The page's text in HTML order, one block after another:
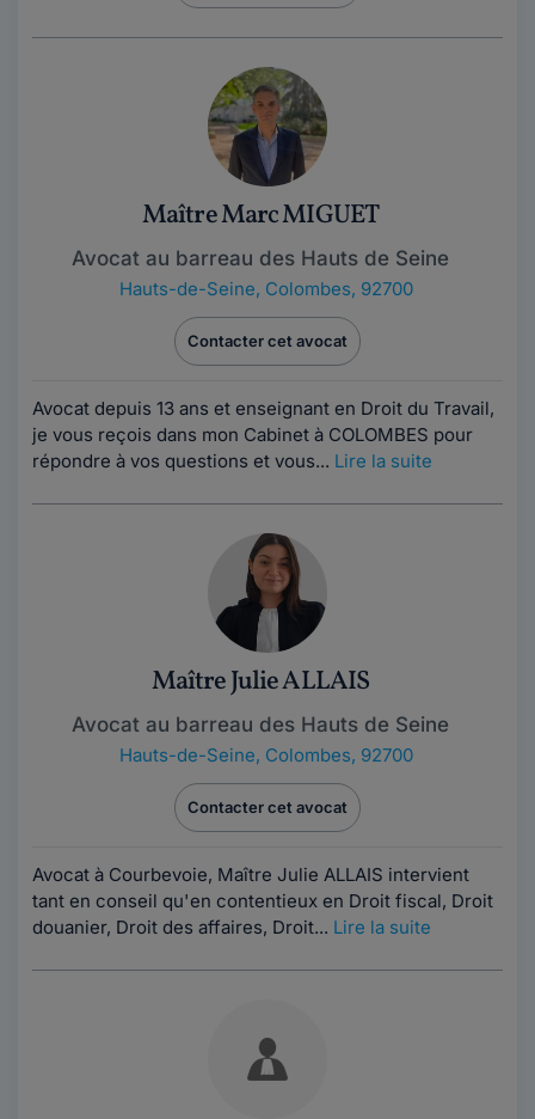
Maître Marc MIGUET
Avocat au barreau des Hauts de Seine
Hauts-de-Seine, Colombes, 92700
Contacter cet avocat
Avocat depuis 13 ans et enseignant en Droit du Travail,
je vous reçois dans mon Cabinet à COLOMBES pour
répondre à vos questions et vous... Lire la suite
Maître Julie ALLAIS
Avocat au barreau des Hauts de Seine
Hauts-de-Seine, Colombes, 92700
Contacter cet avocat
Avocat à Courbevoie, Maître Julie ALLAIS intervient
tant en conseil qu'en contentieux en Droit fiscal, Droit
douanier, Droit des affaires, Droit... Lire la suite